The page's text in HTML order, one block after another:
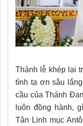
Thánh lễ khép lại
tình tạ ơn sâu
cầu của Thánh
luôn đồng hành,
Tân Linh mục